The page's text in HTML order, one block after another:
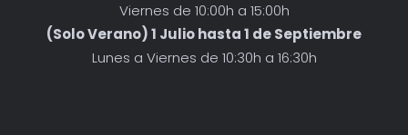
Viernes de 10:00h a 15:00h
(Solo Verano) 1 Julio hasta 1 de Septiembre
Lunes a Viernes de 10:30h a 16:30h